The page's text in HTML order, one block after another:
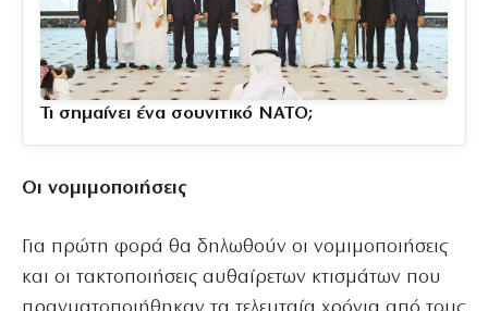
Τι σημαίνει ένα σουνιτικό ΝΑΤΟ;
Οι νομιμοποιήσεις
Για πρώτη φορά θα δηλωθούν οι νομιμοποιήσεις
και οι τακτοποιήσεις αυθαίρετων κτισμάτων που